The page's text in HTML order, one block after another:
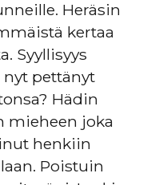
Heräsin
kertaa
Syyllisyys
nyt pettänyt
Hädin
mieheen joka
henkiin
Poistuin